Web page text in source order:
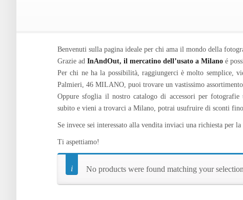
Benvenuti sulla pagina ideale per chi ama il mondo della
Grazie ad InAndOut, il mercatino dell’usato a Milano é
Per chi ne ha la possibilità, raggiungerci è molto semplice,
Palmieri, 46 MILANO, puoi trovare un vastissimo
Oppure sfoglia il nostro catalogo di accessori per
subito e vieni a trovarci a Milano, potrai usufruire di sconti
Se invece sei interessato alla vendita inviaci una richiesta per
Ti aspettiamo!
No products were found matching your